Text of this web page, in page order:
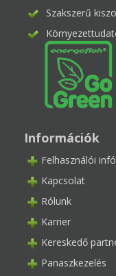
Szakszerű
Információk
Felhasználói
Kapcsolat
Rólunk
Karrier
Kereskedő
Panaszkezelés